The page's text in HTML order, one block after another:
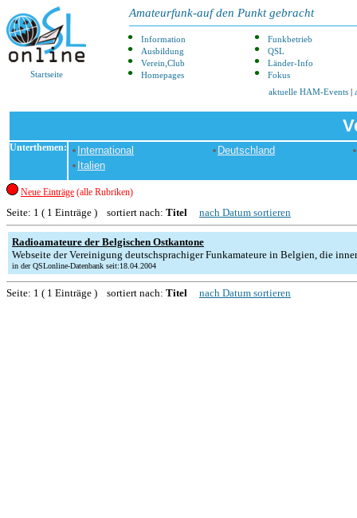
Startseite
Amateurfunk-auf den Punkt gebracht
Information
Funkbetrieb
Ausbildung
QSL
Verein,Club
Länder-Info
Homepages
Fokus
aktuelle HAM-Events
Unterthemen: International
Deutschland
Italien
Neue Einträge (alle Rubriken)
Seite: 1 ( 1 Einträge ) sortiert nach: Titel nach Datum sortieren
Radioamateure der Belgischen Ostkantone
Webseite der Vereinigung deutschsprachiger Funkamateure in Belgien, die
in der QSLonline-Datenbank seit:18.04.2004
Seite: 1 ( 1 Einträge ) sortiert nach: Titel nach Datum sortieren